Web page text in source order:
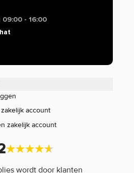
09:00 - 16:00
account
zakelijk account
wordt door klanten